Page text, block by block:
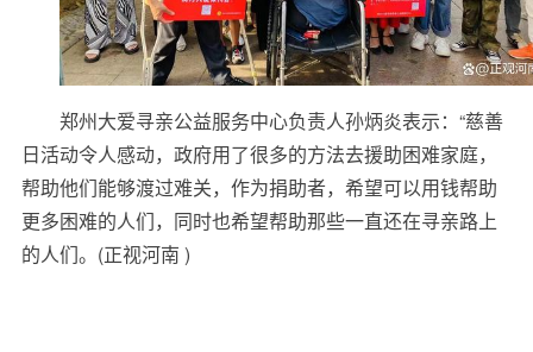
郑州大爱寻亲公益服务中心负责人孙炳炎表示：“慈善
日活动令人感动，政府用了很多的方法去援助困难家庭，
帮助他们能够渡过难关，作为捐助者，希望可以用钱帮助
更多困难的人们，同时也希望帮助那些一直还在寻亲路上
的人们。(正视河南 )